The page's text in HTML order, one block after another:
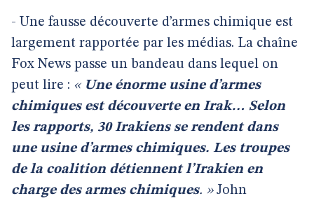
- Une fausse découverte d’armes chimique est
largement rapportée par les médias. La chaîne
Fox News passe un bandeau dans lequel on
peut lire : « Une énorme usine d’armes
chimiques est découverte en Irak… Selon
les rapports, 30 Irakiens se rendent dans
une usine d’armes chimiques. Les troupes
de la coalition détiennent l’Irakien en
charge des armes chimiques. »John